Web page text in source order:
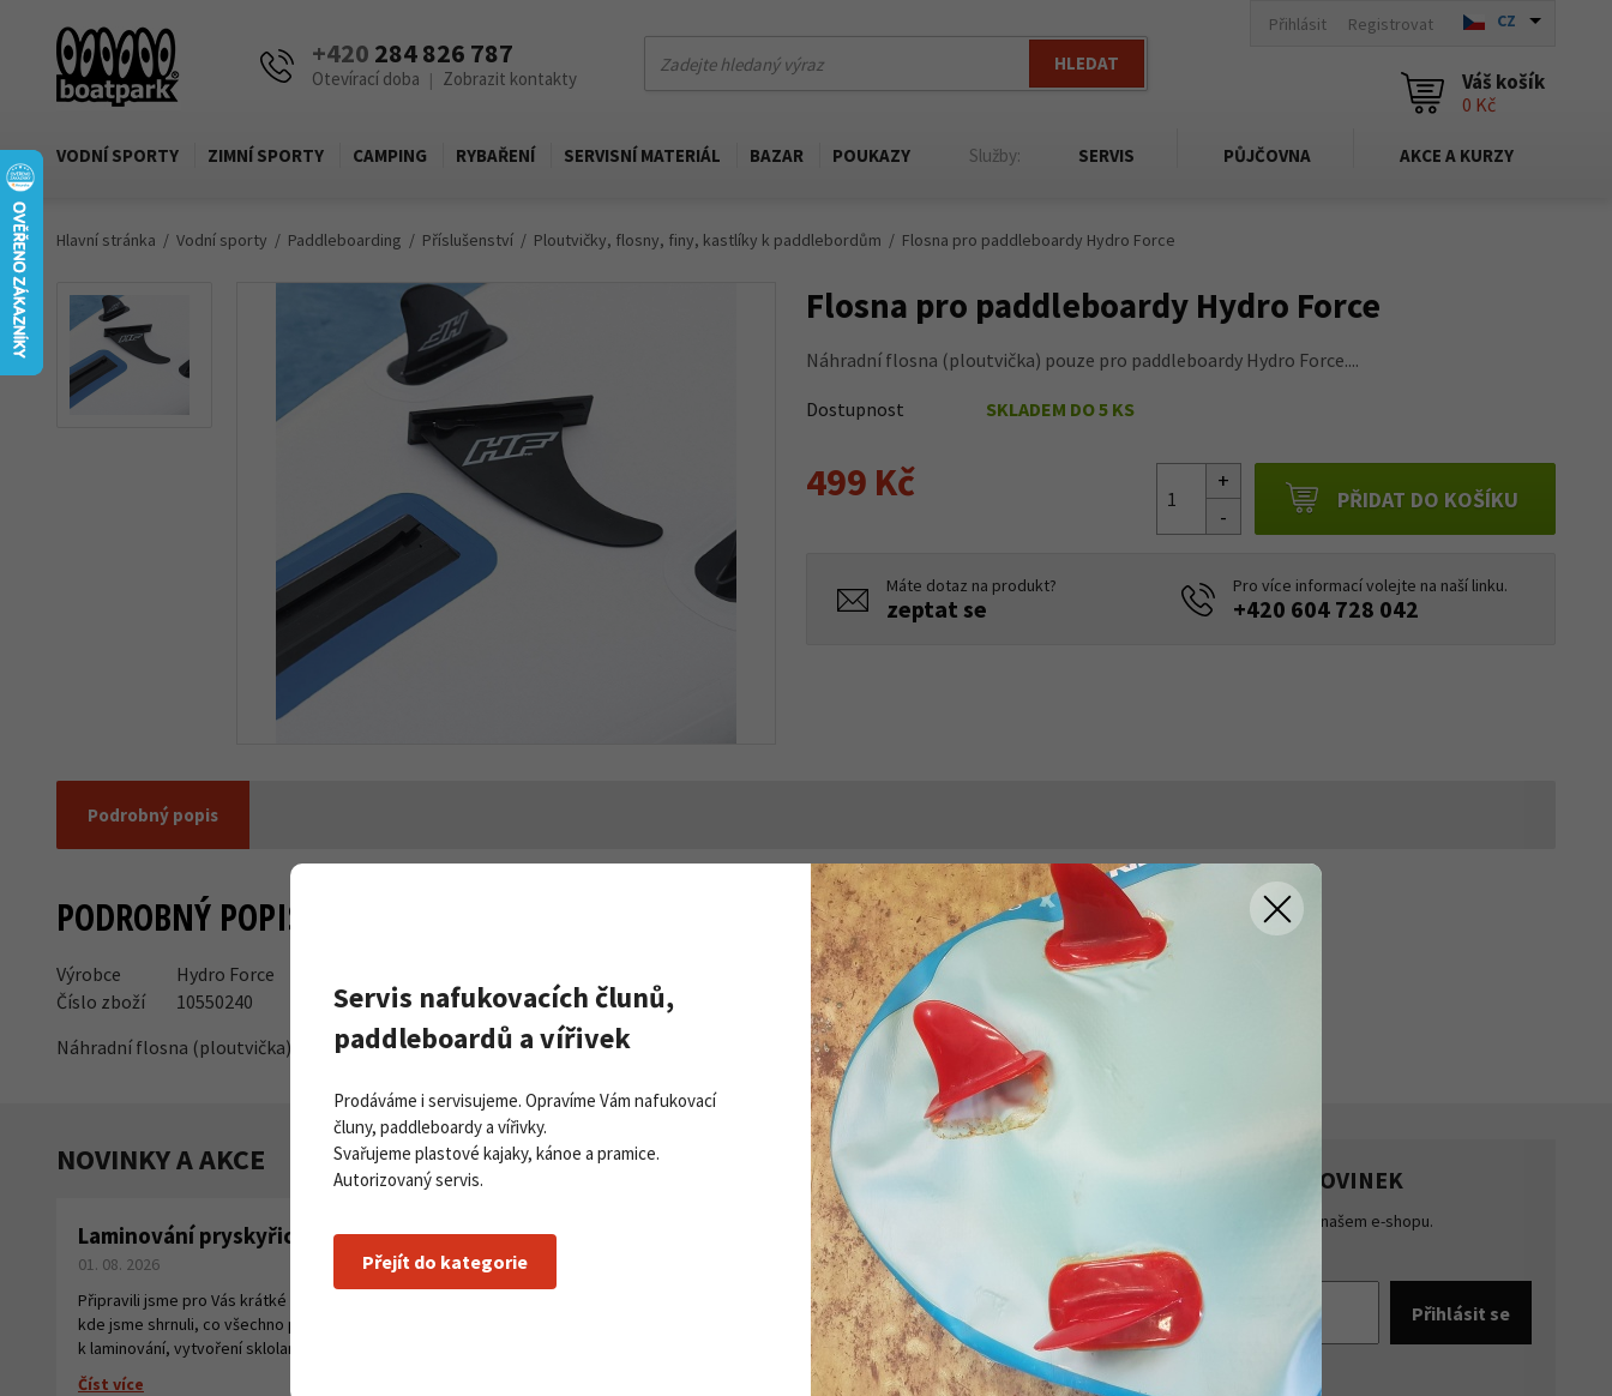
+420 284 826 787
Otevírací doba | Zobrazit kontakty
HLEDAT
Přihlásit Registrovat CZ
Váš košík
0 Kč
VODNÍ SPORTY ZIMNÍ SPORTY CAMPING RYBAŘENÍ SERVISNÍ MATERIÁL BAZAR POUKAZY Služby: SERVIS PŮJČOVNA AKCE A KURZY
Hlavní stránka Vodní sporty Paddleboarding Příslušenství Ploutvičky, flosny, finy, kastlíky k paddlebordům Flosna pro paddleboardy Hydro Force
Flosna pro paddleboardy Hydro Force
Náhradní flosna (ploutvička) pouze pro paddleboardy Hydro Force....
Dostupnost SKLADEM DO 5 KS
499 Kč PŘIDAT DO KOŠÍKU
Máte dotaz na produkt?
zeptat se
Pro více informací volejte na naší linku.
+420 604 728 042
Podrobný popis
PODROBNÝ POPIS
Výrobce
Hydro Force
Číslo zboží
10550240
Náhradní flosna (ploutvička) pouze pro paddleboardy Hydro Force.
NOVINKY A AKCE Zobrazit všechny novinky
Laminování pryskyřicí a tkaninou
01. 08. 2026
Připravili jsme pro Vás krátké instruktážní video,
kde jsme shrnuli, co všechno potřebujete
k laminování, vytvoření sklolaminátu.
Číst více
Paddleboardy Viking nově v naší
nabídce
27. 06. 2026
PŘIHLASTE SE K ODBĚRU NOVINEK
Získejte přehled o novinkách a akcích na našem e-shopu.
Přihlašte se k odběru novinek.
Souhlasím sezpracováním osobních údajů
Servis nafukovacích člunů,
paddleboardů a vířivek
Prodáváme i servisujeme. Opravíme Vám nafukovací
čluny, paddleboardy a vířivky.
Svařujeme plastové kajaky, kánoe a pramice.
Autorizovaný servis.
Přejít do kategorie